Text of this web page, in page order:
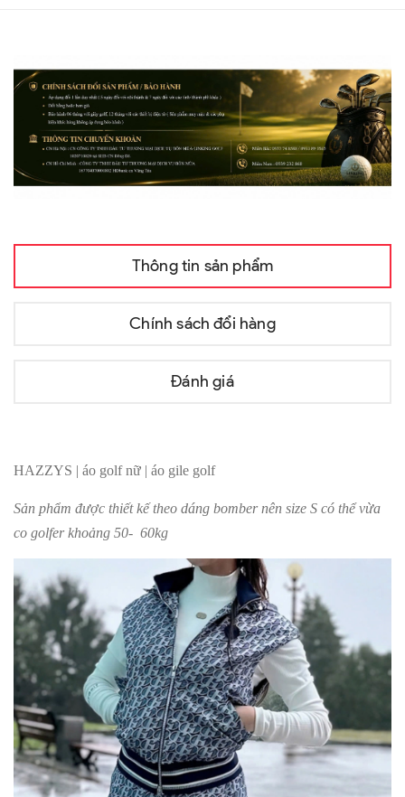
Thông tin sản phẩm
Chính sách đổi hàng
Đánh giá
HAZZYS | áo golf nữ | áo gile golf
Sản phẩm được thiết kế theo dáng bomber nên size S có thể vừa
co golfer khoảng 50- 60kg